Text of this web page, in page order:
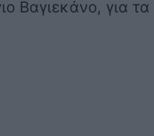
Βαγιεκάνο, για τα